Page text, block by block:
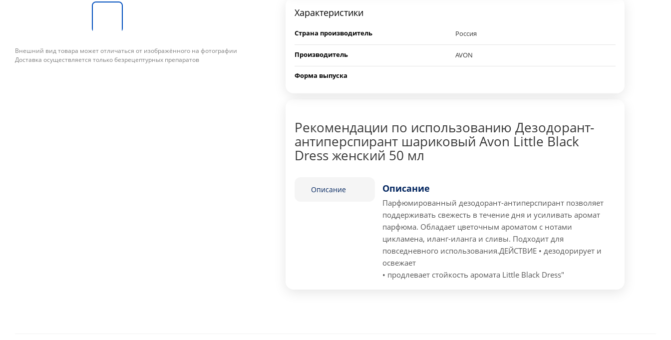
Внешний вид товара может отличаться от изображённого на фотографии
Доставка осуществляется только безрецептурных препаратов
Характеристики
Страна производитель Россия
Производитель AVON
Форма выпуска
Рекомендации по использованию Дезодорант-
антиперспирант шариковый Avon Little Black
Dress женский 50 мл
Описание Описание
Парфюмированный дезодорант-антиперспирант позволяет
поддерживать свежесть в течение дня и усиливать аромат
парфюма. Обладает цветочным ароматом с нотами
цикламена, иланг-иланга и сливы. Подходит для
повседневного использования.ДЕЙСТВИЕ• дезодорирует и
освежает
• продлевает стойкость аромата Little Black Dress"